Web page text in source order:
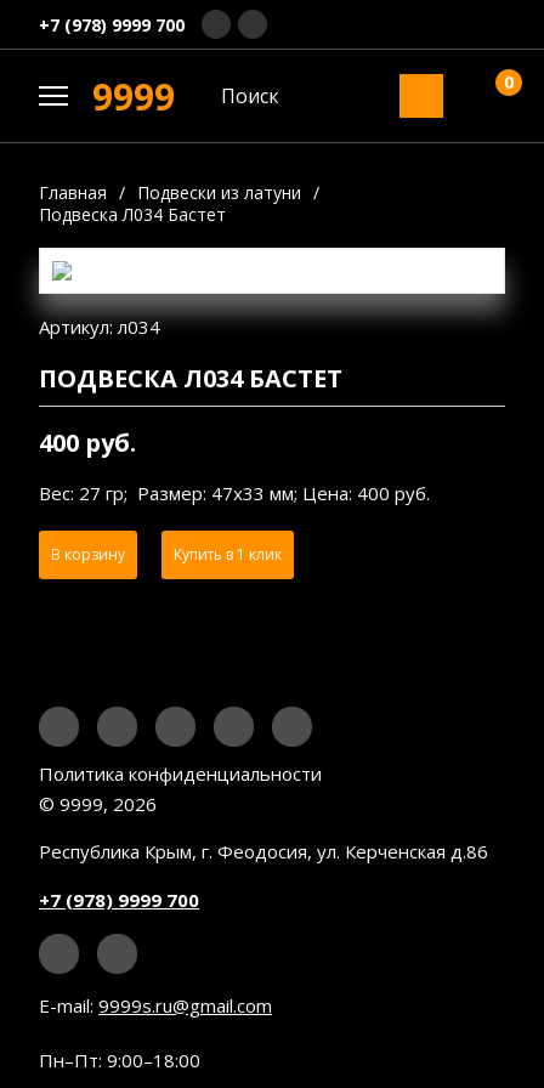
+7 (978) 9999 700
9999 0
Главная / Подвески из латуни /
Подвеска Л034 Бастет
Артикул: л034
ПОДВЕСКА Л034 БАСТЕТ
400 руб.
Вес: 27 гр; Размер: 47х33 мм; Цена: 400 руб.
В корзину Купить в 1 клик
Политика конфиденциальности
© 9999, 2026
Республика Крым, г. Феодосия, ул. Керченская д.86
+7 (978) 9999 700
E-mail: 9999s.ru@gmail.com
Пн–Пт: 9:00–18:00